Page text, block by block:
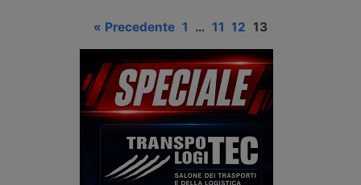
« Precedente 1 … 11 12 13